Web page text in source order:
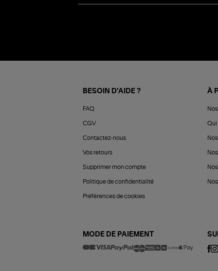
BESOIN D'AIDE ?
FAQ
CGV
Contactez-nous
Vos retours
Supprimer mon compte
Politique de confidentialité
Préférences de cookies
À
Qui
MODE DE PAIEMENT